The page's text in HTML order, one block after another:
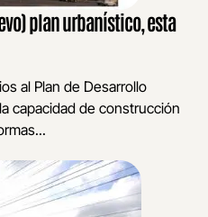
plan urbanístico, esta
al Plan de Desarrollo
capacidad de construcción